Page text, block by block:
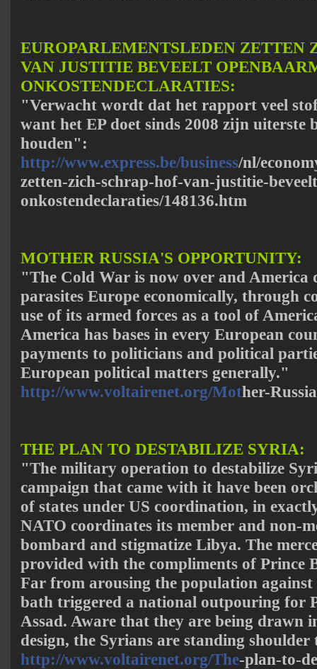
EUROPARLEMENTSLEDEN ZETTEN
VAN JUSTITIE BEVEELT
ONKOSTENDECLARATIES:
"Verwacht wordt dat het rapport veel
want het EP doet sinds 2008 zijn uiterste
houden":
http://www.express.be/business/nl/
zetten-zich-schrap-hof-van-justitie-
onkostendeclaraties/148136.htm
MOTHER RUSSIA'S OPPORTUNITY:
"The Cold War is now over and America
parasites Europe economically, through
use of its armed forces as a tool of
America has bases in every European
payments to politicians and political
European political matters generally."
http://www.voltairenet.org/Mother-
THE PLAN TO DESTABILIZE SYRIA:
"The military operation to destabilize
campaign that came with it have been
of states under US coordination, in
NATO coordinates its member and non-
bombard and stigmatize Libya. The
provided with the compliments of Prince
Far from arousing the population
bath triggered a national outpouring for
Assad. Aware that they are being drawn
design, the Syrians are standing
http://www.voltairenet.org/The-plan-to-